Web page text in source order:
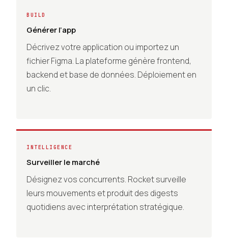
BUILD
Générer l’app
Décrivez votre application ou importez un
fichier Figma. La plateforme génère frontend,
backend et base de données. Déploiement en
un clic.
INTELLIGENCE
Surveiller le marché
Désignez vos concurrents. Rocket surveille
leurs mouvements et produit des digests
quotidiens avec interprétation stratégique.